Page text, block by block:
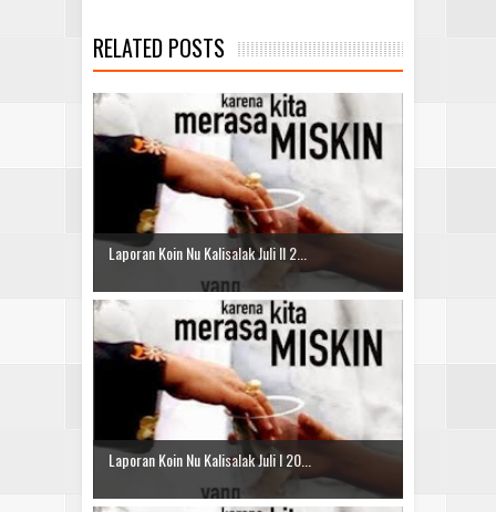
RELATED POSTS
Laporan Koin Nu Kalisalak Juli II 2...
Laporan Koin Nu Kalisalak Juli I 20...